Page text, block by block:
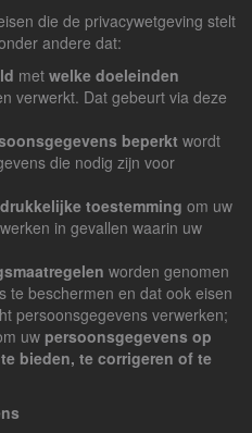
die de privacywetgeving stelt
andere dat:
met welke doeleinden
verwerkt. Dat gebeurt via deze
beperkt wordt
die nodig zijn voor
toestemming om uw
in gevallen waarin uw
worden genomen
te beschermen en dat ook eisen
persoonsgegevens verwerken;
uw persoonsgegevens op
bieden, te corrigeren of te